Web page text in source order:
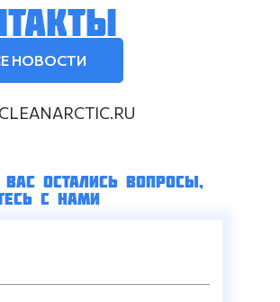
НОВОСТИ
ВАС ОСТАЛИСЬ ВОПРОСЫ,
С НАМИ